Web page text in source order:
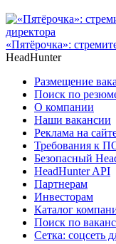
«Пятёрочка»:
HeadHunter
Размещение
Поиск по
О компании
Наши вакансии
Реклама на
Требования к
Безопасный
HeadHunter API
Партнерам
Инвесторам
Каталог
Поиск по
Сетка: соцсеть